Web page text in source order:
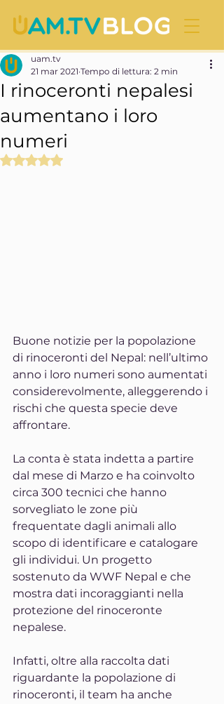
I rinoceronti nepalesi
aumentano i loro
numeri
uam.tv
21 mar 2021 Tempo di lettura: 2 min
Valutazione NaN stelle su 5.
Buone notizie per la popolazione
di rinoceronti del Nepal: nell’ultimo
anno i loro numeri sono aumentati
considerevolmente, alleggerendo i
rischi che questa specie deve
affrontare.
La conta è stata indetta a partire
dal mese di Marzo e ha coinvolto
circa 300 tecnici che hanno
sorvegliato le zone più
frequentate dagli animali allo
scopo di identificare e catalogare
gli individui. Un progetto
sostenuto da WWF Nepal e che
mostra dati incoraggianti nella
protezione del rinoceronte
nepalese.
Infatti, oltre alla raccolta dati
riguardante la popolazione di
rinoceronti, il team ha anche